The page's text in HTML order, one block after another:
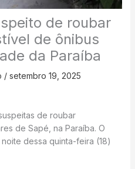
de roubar
de ônibus
da Paraíba
/ setembro 19, 2025
de roubar
de Sapé, na Paraíba. O
dessa quinta-feira (18)